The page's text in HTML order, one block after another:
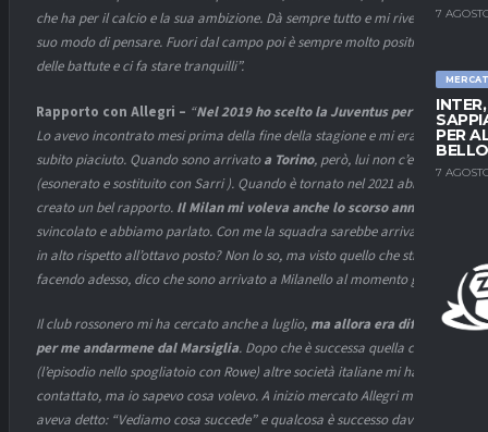
7
PER
7
che ha per il calcio e la sua ambizione. Dà sempre tutto e mi rivedo nel
suo modo di pensare. Fuori dal campo poi è sempre molto positivo, fa
delle battute e ci fa stare tranquilli”.
Rapporto con Allegri – “Nel 2019 ho scelto la Juventus per lui.
Lo avevo incontrato mesi prima della fine della stagione e mi era
subito piaciuto. Quando sono arrivatoa Torino, però, lui non c’era più
(esonerato e sostituito con Sarri ). Quando è tornato nel 2021 abbiamo
creato un bel rapporto. Il Milan mi voleva anche lo scorso anno:
svincolato e abbiamo parlato. Con me la squadra sarebbe arrivata più
in alto rispetto all’ottavo posto? Non lo so, ma visto quello che stiamo
facendo adesso, dico che sono arrivato a Milanello al momento giusto.
Il club rossonero mi ha cercato anche a luglio, ma allora era difficile
per me andarmene dal Marsiglia. Dopo che è successa quella cosa
(l’episodio nello spogliatoio con Rowe) altre società italiane mi hanno
contattato, ma io sapevo cosa volevo. A inizio mercato Allegri mi
aveva detto: “Vediamo cosa succede” e qualcosa è successo davvero.